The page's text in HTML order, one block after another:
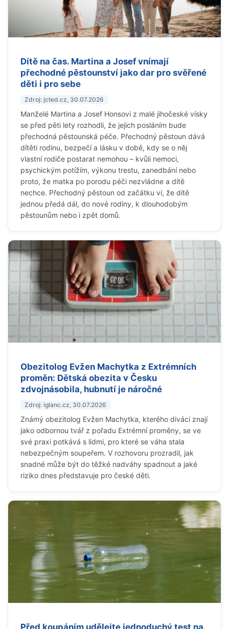
Dítě na čas. Martina a Josef vnímají
přechodné pěstounství jako dar pro svěřené
děti i pro sebe
Zdroj: jcted.cz, 30.07.2026
Manželé Martina a Josef Honsovi z malé jihočeské vísky
se před pěti lety rozhodli, že jejich posláním bude
přechodná pěstounská péče. Přechodný pěstoun dává
dítěti rodinu, bezpečí a lásku v době, kdy se o něj
vlastní rodiče postarat nemohou – kvůli nemoci,
psychickým potížím, výkonu trestu, zanedbání nebo
proto, že matka po porodu péči nezvládne a dítě
nechce. Přechodný pěstoun od začátku ví, že dítě
jednou předá dál, do nové rodiny, k dlouhodobým
pěstounům nebo i zpět domů.
Obezitolog Evžen Machytka z Extrémních
proměn: Dětská obezita v Česku
zdvojnásobila, hubnutí je náročné
Zdroj: iglanc.cz, 30.07.2026
Známý obezitolog Evžen Machytka, kterého diváci znají
jako odbornou tvář z pořadu Extrémní proměny, se ve
své praxi potkává s lidmi, pro které se váha stala
nebezpečným soupeřem. V rozhovoru prozradil, jak
snadné může být do těžké nadváhy spadnout a jaké
riziko dnes představuje pro české děti.